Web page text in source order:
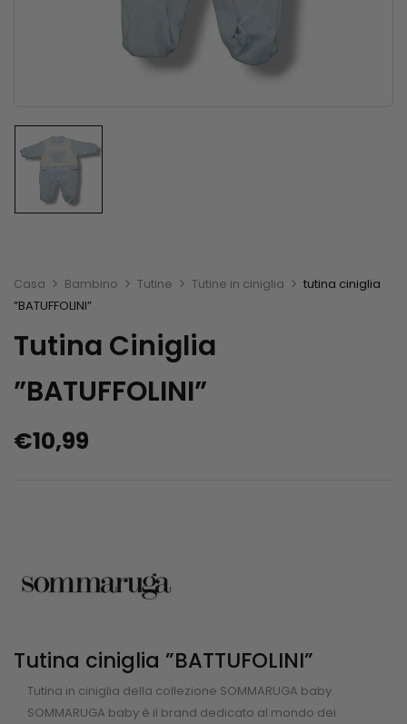
Casa Bambino Tutine Tutine in ciniglia
tutina ciniglia
”BATUFFOLINI”
Tutina Ciniglia
”BATUFFOLINI”
€10,99
Tutina ciniglia ”BATTUFOLINI”
Tutina in ciniglia della collezione SOMMARUGA baby.
SOMMARUGA baby è il brand dedicato al mondo dei